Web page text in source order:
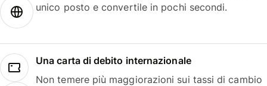
unico posto e convertile in pochi secondi.
Una carta di debito internazionale
Non temere più maggiorazioni sui tassi di cambio